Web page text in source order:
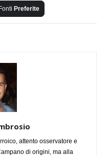
Preferite
attento osservatore e
di origini, ma alla